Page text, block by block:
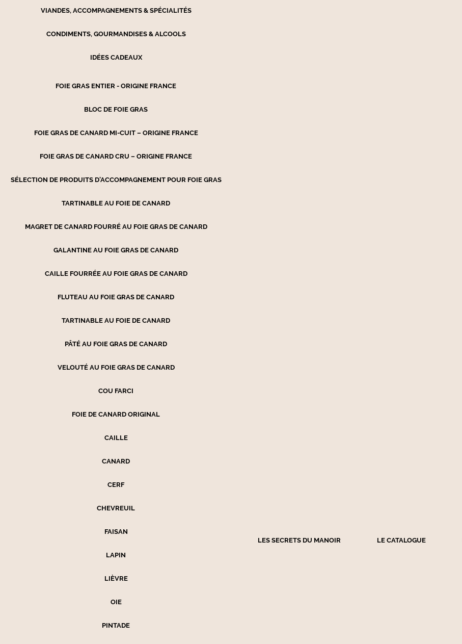
VIANDES, ACCOMPAGNEMENTS & SPÉCIALITÉS
CONDIMENTS, GOURMANDISES & ALCOOLS
IDÉES CADEAUX
FOIE GRAS ENTIER - ORIGINE FRANCE
BLOC DE FOIE GRAS
FOIE GRAS DE CANARD MI-CUIT – ORIGINE FRANCE
FOIE GRAS DE CANARD CRU – ORIGINE FRANCE
SÉLECTION DE PRODUITS D’ACCOMPAGNEMENT POUR FOIE GRAS
TARTINABLE AU FOIE DE CANARD
MAGRET DE CANARD FOURRÉ AU FOIE GRAS DE CANARD
GALANTINE AU FOIE GRAS DE CANARD
CAILLE FOURRÉE AU FOIE GRAS DE CANARD
FLUTEAU AU FOIE GRAS DE CANARD
TARTINABLE AU FOIE DE CANARD
PÂTÉ AU FOIE GRAS DE CANARD
VELOUTÉ AU FOIE GRAS DE CANARD
COU FARCI
FOIE DE CANARD ORIGINAL
CAILLE
CANARD
CERF
CHEVREUIL
FAISAN
LAPIN
LIÈVRE
OIE
PINTADE
LES SECRETS DU MANOIR LE CATALOGUE